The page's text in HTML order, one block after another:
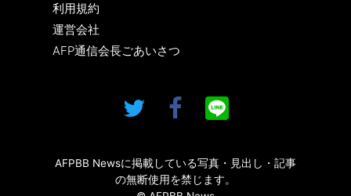
利用規約
運営会社
AFP通信会長ごあいさつ
AFPBB Newsに掲載している写真・見出し・記事
の無断使用を禁じます。